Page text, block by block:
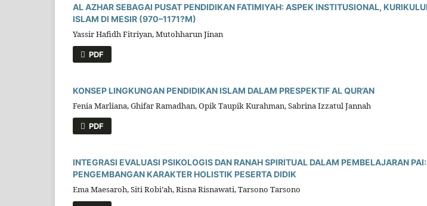
AL AZHAR SEBAGAI PUSAT PENDIDIKAN FATIMIYAH: ASPEK INSTITUSIONAL,
ISLAM DI MESIR (970–1171?M)
Yassir Hafidh Fitriyan, Mutohharun Jinan
PDF
KONSEP LINGKUNGAN PENDIDIKAN ISLAM DALAM PRESPEKTIF AL QUR’AN
Fenia Marliana, Ghifar Ramadhan, Opik Taupik Kurahman, Sabrina Izzatul Jannah
PDF
INTEGRASI EVALUASI PSIKOLOGIS DAN RANAH SPIRITUAL DALAM PEMBELAJARAN
PENGEMBANGAN KARAKTER HOLISTIK PESERTA DIDIK
Ema Maesaroh, Siti Robi’ah, Risna Risnawati, Tarsono Tarsono